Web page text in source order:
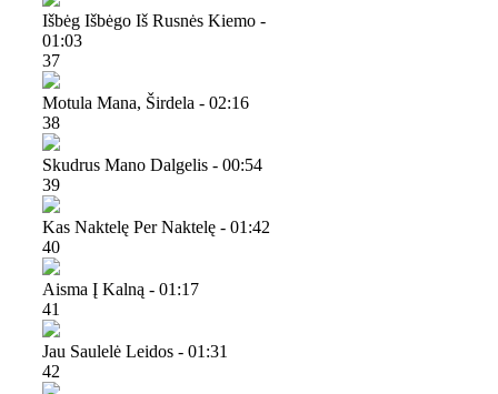
Išbėg Išbėgo Iš Rusnės Kiemo -
01:03
37
Motula Mana, Širdela - 02:16
38
Skudrus Mano Dalgelis - 00:54
39
Kas Naktelę Per Naktelę - 01:42
40
Aisma Į Kalną - 01:17
41
Jau Saulelė Leidos - 01:31
42